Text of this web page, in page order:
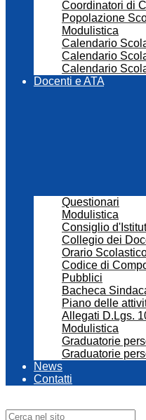
Coordinatori di
Popolazione
Modulistica
Calendario
Calendario
Calendario
Docenti e ATA
Questionari
Modulistica
Consiglio
Collegio dei
Orario
Codice di
Pubblici
Bacheca
Piano delle
Allegati D.Lgs.
Modulistica
Graduatorie
Graduatorie
News
Contatti